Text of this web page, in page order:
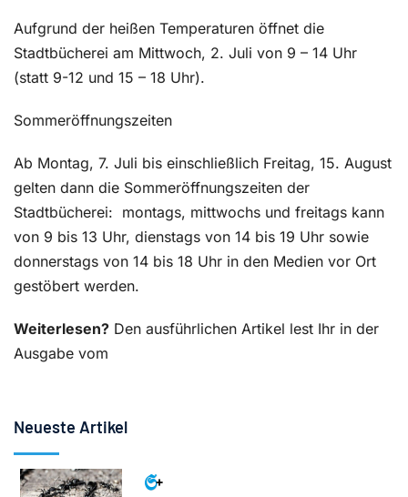
Aufgrund der heißen Temperaturen öffnet die
Stadtbücherei am Mittwoch, 2. Juli von 9 – 14 Uhr
(statt 9-12 und 15 – 18 Uhr).
Sommeröffnungszeiten
Ab Montag, 7. Juli bis einschließlich Freitag, 15. August
gelten dann die Sommeröffnungszeiten der
Stadtbücherei: montags, mittwochs und freitags kann
von 9 bis 13 Uhr, dienstags von 14 bis 19 Uhr sowie
donnerstags von 14 bis 18 Uhr in den Medien vor Ort
gestöbert werden.
Weiterlesen? Den ausführlichen Artikel lest Ihr in der
Ausgabe vom
Neueste Artikel